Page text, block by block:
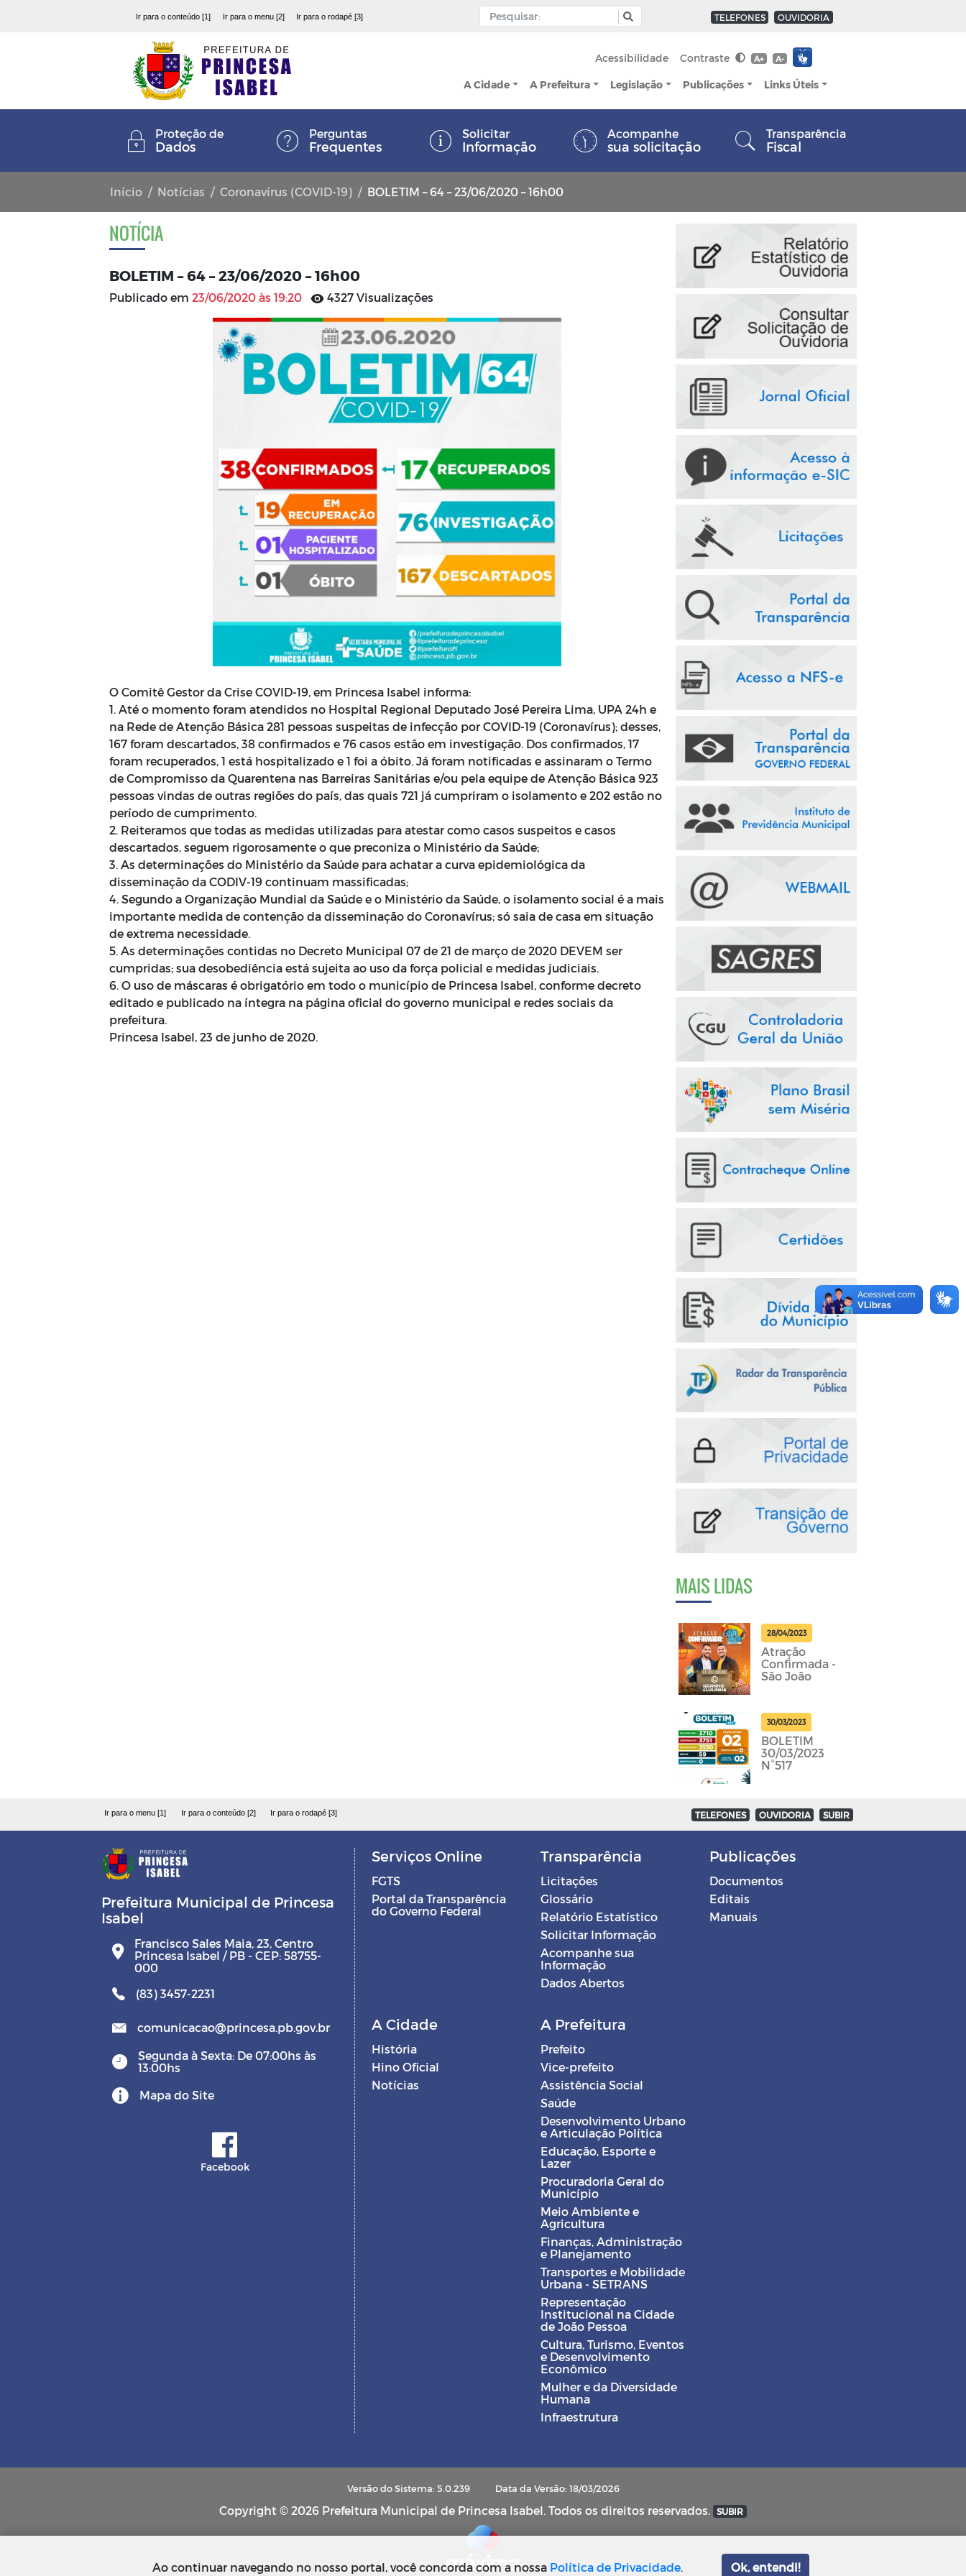
Ir para o conteúdo [1] Ir para o menu [2] Ir para o rodapé [3] TELEFONES OUVIDORIA
Acessibilidade Contraste A+ A-
A Cidade A Prefeitura Legislação Publicações Links Úteis
Proteção de
Dados
Perguntas
Frequentes
Solicitar
Informação
Acompanhe
sua solicitação
Transparência
Fiscal
Início Notícias Coronavírus (COVID-19) BOLETIM – 64 – 23/06/2020 – 16h00
NOTÍCIA
BOLETIM – 64 – 23/06/2020 – 16h00
Publicado em 23/06/2020 às 19:20 4327 Visualizações
O Comitê Gestor da Crise COVID-19, em Princesa Isabel informa:
1. Até o momento foram atendidos no Hospital Regional Deputado José Pereira Lima, UPA 24h e
na Rede de Atenção Básica 281 pessoas suspeitas de infecção por COVID-19 (Coronavírus); desses,
167 foram descartados, 38 confirmados e 76 casos estão em investigação. Dos confirmados, 17
foram recuperados, 1 está hospitalizado e 1 foi a óbito. Já foram notificadas e assinaram o Termo
de Compromisso da Quarentena nas Barreiras Sanitárias e/ou pela equipe de Atenção Básica 923
pessoas vindas de outras regiões do país, das quais 721 já cumpriram o isolamento e 202 estão no
período de cumprimento.
2. Reiteramos que todas as medidas utilizadas para atestar como casos suspeitos e casos
descartados, seguem rigorosamente o que preconiza o Ministério da Saúde;
3. As determinações do Ministério da Saúde para achatar a curva epidemiológica da
disseminação da CODIV-19 continuam massificadas;
4. Segundo a Organização Mundial da Saúde e o Ministério da Saúde, o isolamento social é a mais
importante medida de contenção da disseminação do Coronavírus; só saia de casa em situação
de extrema necessidade.
5. As determinações contidas no Decreto Municipal 07 de 21 de março de 2020 DEVEM ser
cumpridas; sua desobediência está sujeita ao uso da força policial e medidas judiciais.
6. O uso de máscaras é obrigatório em todo o município de Princesa Isabel, conforme decreto
editado e publicado na íntegra na página oficial do governo municipal e redes sociais da
prefeitura.
Princesa Isabel, 23 de junho de 2020.
MAIS LIDAS
28/04/2023
Atração
Confirmada -
São João
30/03/2023
BOLETIM
30/03/2023
N°517
Ir para o menu [1] Ir para o conteúdo [2] Ir para o rodapé [3] TELEFONES OUVIDORIA SUBIR
Prefeitura Municipal de Princesa
Isabel
Francisco Sales Maia, 23, Centro
Princesa Isabel / PB - CEP: 58755-
000
(83) 3457-2231
comunicacao@princesa.pb.gov.br
Segunda à Sexta: De 07:00hs às
13:00hs
Mapa do Site
Facebook
Serviços Online
FGTS
Portal da Transparência
do Governo Federal
Transparência
Licitações
Glossário
Relatório Estatístico
Solicitar Informação
Acompanhe sua
Informação
Dados Abertos
Publicações
Documentos
Editais
Manuais
A Cidade
História
Hino Oficial
Notícias
A Prefeitura
Prefeito
Vice-prefeito
Assistência Social
Saúde
Desenvolvimento Urbano
e Articulação Política
Educação, Esporte e
Lazer
Procuradoria Geral do
Município
Meio Ambiente e
Agricultura
Finanças, Administração
e Planejamento
Transportes e Mobilidade
Urbana - SETRANS
Representação
Institucional na Cidade
de João Pessoa
Cultura, Turismo, Eventos
e Desenvolvimento
Econômico
Mulher e da Diversidade
Humana
Infraestrutura
Versão do Sistema: 5.0.239 Data da Versão: 18/03/2026
Copyright © 2026 Prefeitura Municipal de Princesa Isabel. Todos os direitos reservados. SUBIR
Ao continuar navegando no nosso portal, você concorda com a nossa Política de Privacidade. Ok, entendi!